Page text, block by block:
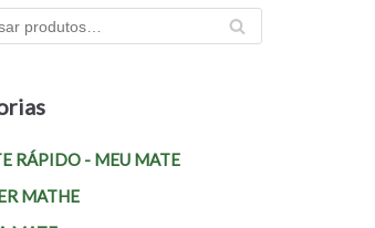
PES
RÁPIDO - MEU MATE
MATHE